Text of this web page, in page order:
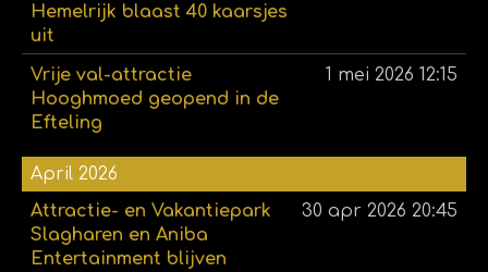
Hemelrijk blaast 40 kaarsjes
uit
Vrije val-attractie
Hooghmoed geopend in de
Efteling
1 mei 2026 12:15
April 2026
Attractie- en Vakantiepark
Slagharen en Aniba
Entertainment blijven
30 apr 2026 20:45